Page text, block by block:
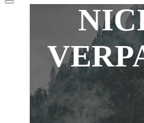
Nach